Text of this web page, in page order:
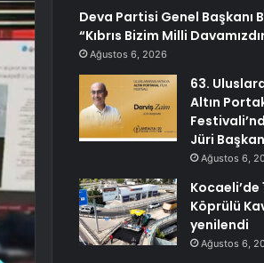
Deva Partisi Genel Başkanı
“Kıbrıs Bizim Milli
Ağustos 6, 2026
63.
Altın
Jüri
Ağustos 6,
Kocaeli’de
Köprülü
yenilendi
Ağustos 6,